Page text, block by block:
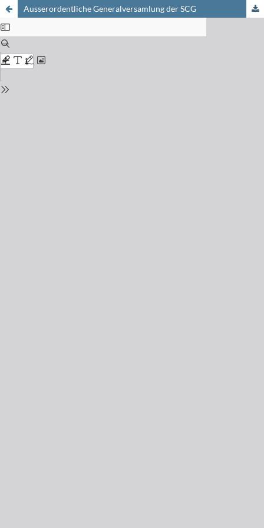
Ausserordentliche Generalversamlung der SCG